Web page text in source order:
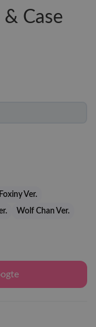
Case
Foxiny Ver.
Wolf Chan Ver.